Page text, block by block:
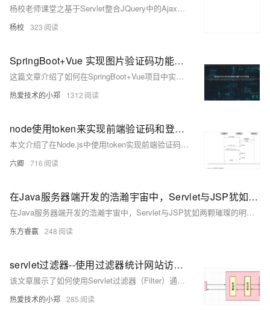
杨校老师课堂之基于Servlet整合JQuery中的Ajax进行表单提交[基于IDEA]
杨校 323
SpringBoot+Vue 实现图片验证码功能需求
这篇文章介绍了如何在SpringBoot+Vue项目中实现图片验证码功能，包括后端生成与校验验证码的方法以及前端展示验证码的实现步骤。
热爱技术的小郑 1312
node使用token来实现前端验证码和登录功能详细流程[供参考]=‘很值得‘
本文介绍了在Node.js中使用token实现前端验证码和登录功能的详细流程，包括生成验证码、账号密码验证以及token验证和过期处理。
六卿 716
在Java服务器端开发的浩瀚宇宙中，Servlet与JSP犹如两颗璀璨的明星，它们联袂登场，共同编织出动态网站的绚丽篇章。
在Java服务器端开发的浩瀚宇宙中，Servlet与JSP犹如两颗璀璨的明星，它们联袂登场，共同编织出动态网站的绚丽篇章。
东方睿赢 248
servlet过滤器--使用过滤器统计网站访问人数的计数（注解形式）
该文章展示了如何使用Servlet过滤器（Filter）通过注解方式创建一个网站访问人数统计功能，通过`@WebFilter`注解定义过滤器及其URL模式，并在`doFilter`方法中实现计数逻辑，将访问次数存储在`ServletContext`中，最后在JSP页面展示访问人数。
热爱技术的小郑 285